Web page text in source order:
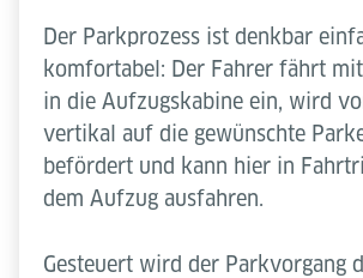
Der Parkprozess ist denkbar
komfortabel: Der Fahrer fährt
in die Aufzugskabine ein, wird
vertikal auf die gewünschte
befördert und kann hier in
dem Aufzug ausfahren.
Gesteuert wird der Parkvorgang